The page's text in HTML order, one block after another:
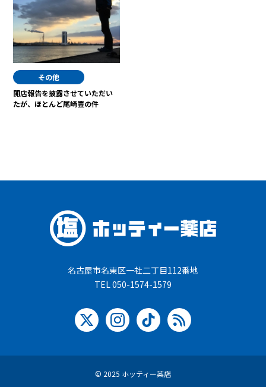
その他
開店報告を披露させていただい
たが、ほとんど尾崎豊の件
名古屋市名東区一社二丁目112番地
TEL 050-1574-1579
© 2025 ホッティー薬店